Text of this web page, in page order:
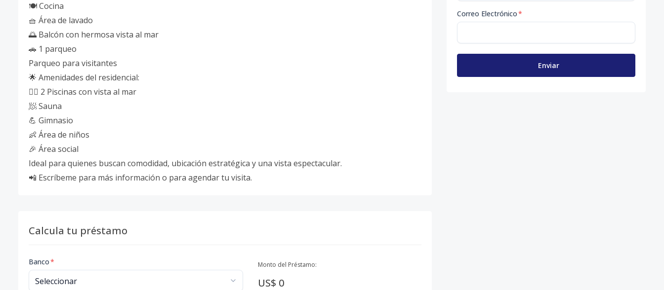
🍽 Cocina
🧺 Área de lavado
🌅 Balcón con hermosa vista al mar
🚗 1 parqueo
Parqueo para visitantes
🌟 Amenidades del residencial:
🏊‍♀️ 2 Piscinas con vista al mar
🧖 Sauna
💪 Gimnasio
👶 Área de niños
🎉 Área social
Ideal para quienes buscan comodidad, ubicación estratégica y una vista espectacular.
📲 Escríbeme para más información o para agendar tu visita.
Calcula tu préstamo
Banco* Monto del Préstamo:
US$ 0
Correo Electrónico*
Enviar